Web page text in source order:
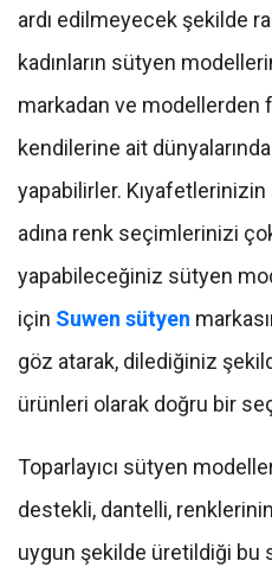
ardı edilmeyecek şekilde
kadınların sütyen
markadan ve modellerden
kendilerine ait
yapabilirler.
adına renk seçimlerinizi
yapabileceğiniz sütyen
için Suwen sütyen
göz atarak, dilediğiniz
ürünleri olarak doğru bir
Toparlayıcı sütyen
destekli, dantelli,
uygun şekilde üretildiği bu